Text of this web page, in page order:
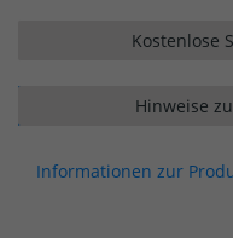
Kostenlose
Hinweise
Informationen zur